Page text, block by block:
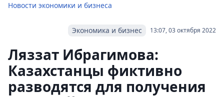
Новости экономики и бизнеса
13:07, 03 октября 2022
Экономика и бизнес
Ляззат Ибрагимова:
Казахстанцы фиктивно
разводятся для получения